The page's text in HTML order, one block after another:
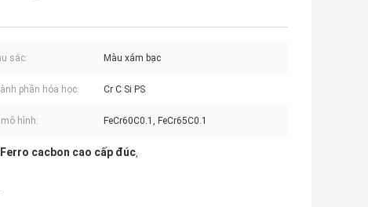
sắc: Màu xám bạc
phần hóa học: Cr C Si PS
mô hình: FeCr60C0.1, FeCr65C0.1
cacbon cao cấp đúc,